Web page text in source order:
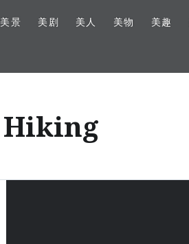
美景 美剧 美人 美物 美趣
Hiking